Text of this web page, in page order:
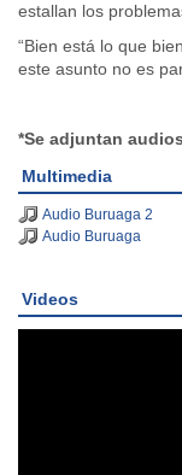
estallan los
“Bien está lo que
este asunto no es
*Se adjuntan
Multimedia
Audio Buruaga 2
Audio Buruaga
Videos